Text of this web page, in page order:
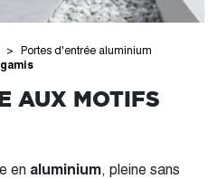
Portes d'entrée aluminium
AUX MOTIFS
en aluminium, pleine sans